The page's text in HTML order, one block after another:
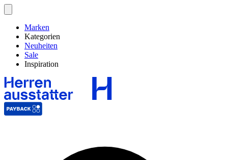
Marken
Kategorien
Neuheiten
Sale
Inspiration